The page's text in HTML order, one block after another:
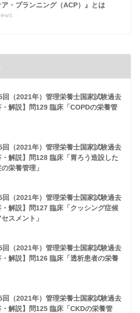
ア・プランニング（ACP）』とは
回（2021年）管理栄養士国家試験過去
・解説】問129 臨床「COPDの栄養管
回（2021年）管理栄養士国家試験過去
・解説】問128 臨床「胃ろう造設した
栄養管理」
回（2021年）管理栄養士国家試験過去
・解説】問127 臨床「クッシング症候
スメント」
回（2021年）管理栄養士国家試験過去
・解説】問126 臨床「透析患者の栄養
回（2021年）管理栄養士国家試験過去
・解説】問125 臨床「CKDの栄養管